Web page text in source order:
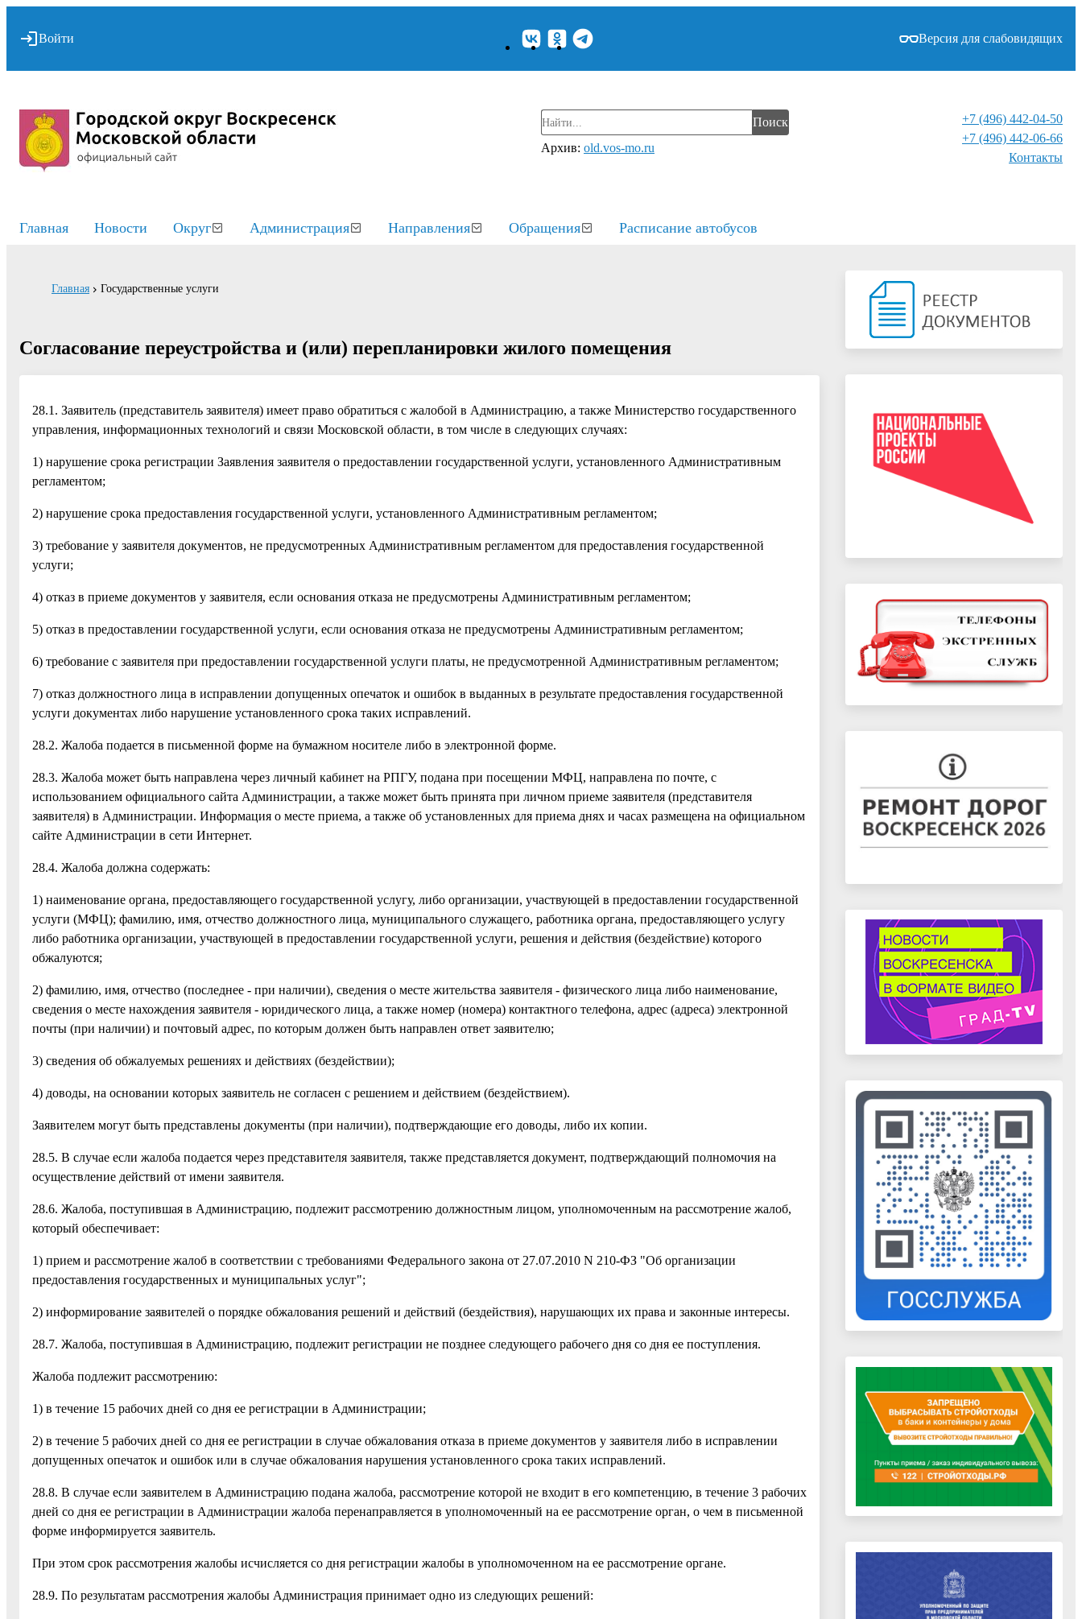
Войти Версия для слабовидящих
Поиск
Архив: old.vos-mo.ru
+7 (496) 442-04-50
+7 (496) 442-06-66
Контакты⁠
Главная Новости Округ Администрация Направления Обращения Расписание автобусов
Главная Государственные услуги
Согласование переустройства и (или) перепланировки жилого помещения
28.1. Заявитель (представитель заявителя) имеет право обратиться с жалобой в Администрацию, а также Министерство государственного
управления, информационных технологий и связи Московской области, в том числе в следующих случаях:
1) нарушение срока регистрации Заявления заявителя о предоставлении государственной услуги, установленного Административным
регламентом;
2) нарушение срока предоставления государственной услуги, установленного Административным регламентом;
3) требование у заявителя документов, не предусмотренных Административным регламентом для предоставления государственной
услуги;
4) отказ в приеме документов у заявителя, если основания отказа не предусмотрены Административным регламентом;
5) отказ в предоставлении государственной услуги, если основания отказа не предусмотрены Административным регламентом;
6) требование с заявителя при предоставлении государственной услуги платы, не предусмотренной Административным регламентом;
7) отказ должностного лица в исправлении допущенных опечаток и ошибок в выданных в результате предоставления государственной
услуги документах либо нарушение установленного срока таких исправлений.
28.2. Жалоба подается в письменной форме на бумажном носителе либо в электронной форме.
28.3. Жалоба может быть направлена через личный кабинет на РПГУ, подана при посещении МФЦ, направлена по почте, с
использованием официального сайта Администрации, а также может быть принята при личном приеме заявителя (представителя
заявителя) в Администрации. Информация о месте приема, а также об установленных для приема днях и часах размещена на официальном
сайте Администрации в сети Интернет.
28.4. Жалоба должна содержать:
1) наименование органа, предоставляющего государственной услугу, либо организации, участвующей в предоставлении государственной
услуги (МФЦ); фамилию, имя, отчество должностного лица, муниципального служащего, работника органа, предоставляющего услугу
либо работника организации, участвующей в предоставлении государственной услуги, решения и действия (бездействие) которого
обжалуются;
2) фамилию, имя, отчество (последнее - при наличии), сведения о месте жительства заявителя - физического лица либо наименование,
сведения о месте нахождения заявителя - юридического лица, а также номер (номера) контактного телефона, адрес (адреса) электронной
почты (при наличии) и почтовый адрес, по которым должен быть направлен ответ заявителю;
3) сведения об обжалуемых решениях и действиях (бездействии);
4) доводы, на основании которых заявитель не согласен с решением и действием (бездействием).
Заявителем могут быть представлены документы (при наличии), подтверждающие его доводы, либо их копии.
28.5. В случае если жалоба подается через представителя заявителя, также представляется документ, подтверждающий полномочия на
осуществление действий от имени заявителя.
28.6. Жалоба, поступившая в Администрацию, подлежит рассмотрению должностным лицом, уполномоченным на рассмотрение жалоб,
который обеспечивает:
1) прием и рассмотрение жалоб в соответствии с требованиями Федерального закона от 27.07.2010 N 210-ФЗ "Об организации
предоставления государственных и муниципальных услуг";
2) информирование заявителей о порядке обжалования решений и действий (бездействия), нарушающих их права и законные интересы.
28.7. Жалоба, поступившая в Администрацию, подлежит регистрации не позднее следующего рабочего дня со дня ее поступления.
Жалоба подлежит рассмотрению:
1) в течение 15 рабочих дней со дня ее регистрации в Администрации;
2) в течение 5 рабочих дней со дня ее регистрации в случае обжалования отказа в приеме документов у заявителя либо в исправлении
допущенных опечаток и ошибок или в случае обжалования нарушения установленного срока таких исправлений.
28.8. В случае если заявителем в Администрацию подана жалоба, рассмотрение которой не входит в его компетенцию, в течение 3 рабочих
дней со дня ее регистрации в Администрации жалоба перенаправляется в уполномоченный на ее рассмотрение орган, о чем в письменной
форме информируется заявитель.
При этом срок рассмотрения жалобы исчисляется со дня регистрации жалобы в уполномоченном на ее рассмотрение органе.
28.9. По результатам рассмотрения жалобы Администрация принимает одно из следующих решений: